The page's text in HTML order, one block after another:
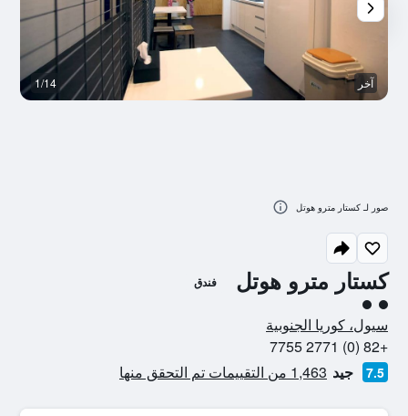
كستار مترو هوتل فندق
تقييم فئة 2
سيول، كوريا الجنوبية
+82 (0) 2771 7755
7.5 جيد 1,463 من التقييمات تم التحقق منها
آخر 1/14
صور لـ كستار مترو هوتل